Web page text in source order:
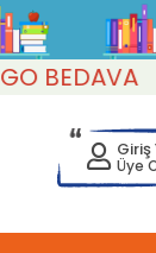
Giriş
Üye